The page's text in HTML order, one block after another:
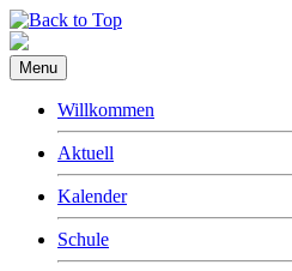
Menu
Willkommen
Aktuell
Kalender
Schule